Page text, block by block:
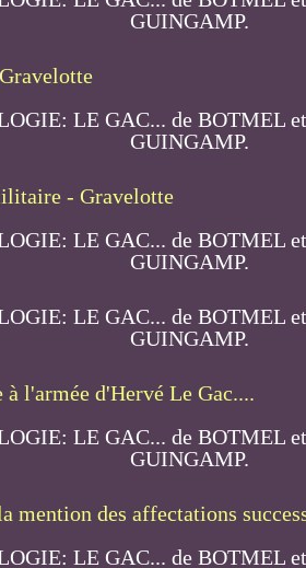
- Gravelotte
à l'armée d'Hervé Le Gac....
mention des affectations